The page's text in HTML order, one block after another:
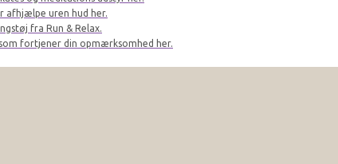
afhjælpe uren hud her.
fra Run & Relax.
fortjener din opmærksomhed her.